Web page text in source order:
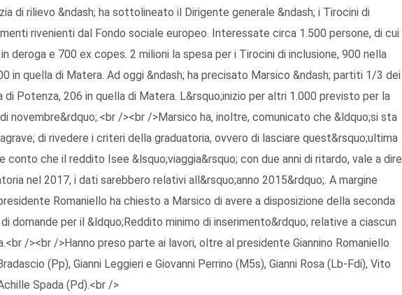
di rilievo &ndash; ha sottolineato il Dirigente generale &ndash; i Tirocini di
rivenienti dal Fondo sociale europeo. Interessate circa 1.500 persone, di cui
deroga e 700 ex copes. 2 milioni la spesa per i Tirocini di inclusione, 900 nella
in quella di Matera. Ad oggi &ndash; ha precisato Marsico &ndash; partiti 1/3 dei
di Potenza, 206 in quella di Matera. L&rsquo;inizio per altri 1.000 previsto per la
novembre&rdquo;.<br /><br />Marsico ha, inoltre, comunicato che &ldquo;si sta
di rivedere i criteri della graduatoria, ovvero di lasciare quest&rsquo;ultima
conto che il reddito Isee &lsquo;viaggia&rsquo; con due anni di ritardo, vale a dire
nel 2017, i dati sarebbero relativi all&rsquo;anno 2015&rdquo;. A margine
Romaniello ha chiesto a Marsico di avere a disposizione della seconda
domande per il &ldquo;Reddito minimo di inserimento&rdquo; relative a ciascun
/><br />Hanno preso parte ai lavori, oltre al presidente Giannino Romaniello
(Pp), Gianni Leggieri e Giovanni Perrino (M5s), Gianni Rosa (Lb-Fdi), Vito
Spada (Pd).<br />